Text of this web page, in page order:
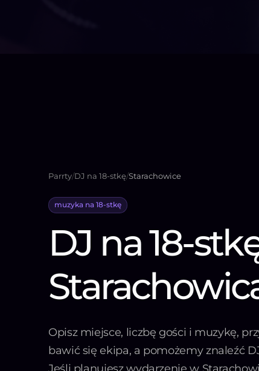
Parrty/DJ na 18-stkę/Starachowice
muzyka na 18-stkę
DJ na 18-
Opisz miejsce, liczbę gości i muzykę,
bawić się ekipa, a pomożemy znaleźć
Jeśli planujesz wydarzenie w